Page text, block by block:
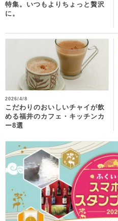
特集。いつもよりちょっと贅沢
に。
2026/4/8
こだわりのおいしいチャイが飲
める福井のカフェ・キッチンカ
ー8選